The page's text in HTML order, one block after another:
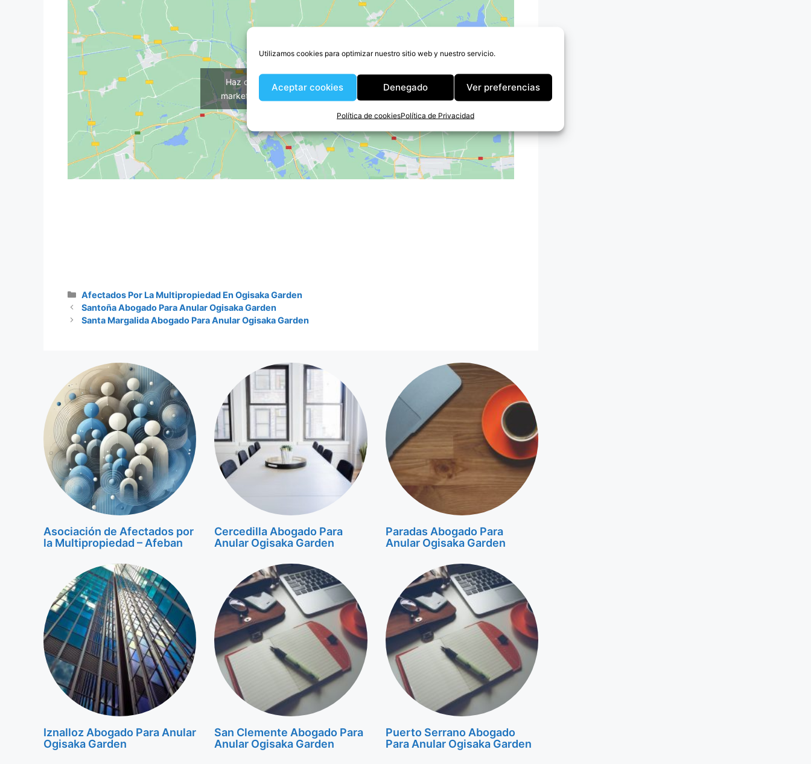
Utilizamos cookies para optimizar nuestro sitio web y nuestro servicio.
Aceptar cookies Denegado Ver preferencias
Política de cookiesPolítica de Privacidad
Haz clic para aceptar cookies de
marketing y permitir este contenido
Categorías
Afectados Por La Multipropiedad En Ogisaka Garden
Santoña Abogado Para Anular Ogisaka Garden
Santa Margalida Abogado Para Anular Ogisaka Garden
Asociación de Afectados por
la Multipropiedad – Afeban
Cercedilla Abogado Para
Anular Ogisaka Garden
Paradas Abogado Para
Anular Ogisaka Garden
Iznalloz Abogado Para Anular
Ogisaka Garden
San Clemente Abogado Para
Anular Ogisaka Garden
Puerto Serrano Abogado
Para Anular Ogisaka Garden